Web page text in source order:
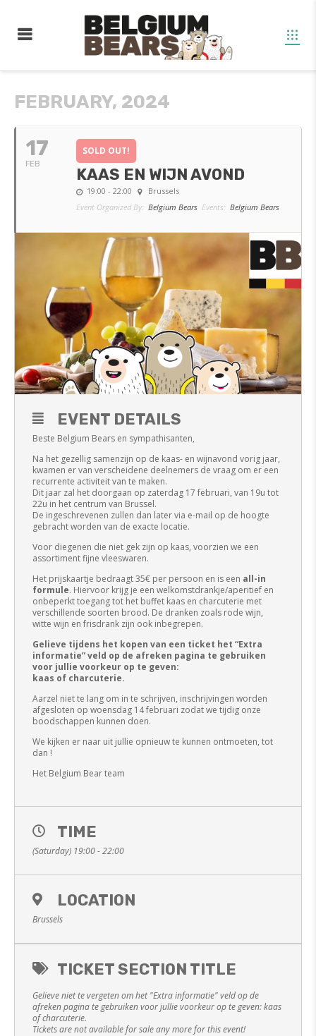
FEBRUARY, 2024
17
FEB
SOLD OUT!
KAAS EN WIJN AVOND
19:00 - 22:00
Brussels
Event Organized By: Belgium Bears Events: Belgium Bears
EVENT DETAILS
Beste Belgium Bears en sympathisanten,
Na het gezellig samenzijn op de kaas- en wijnavond vorig jaar,
kwamen er van verscheidene deelnemers de vraag om er een
recurrente activiteit van te maken.
Dit jaar zal het doorgaan op zaterdag 17 februari, van 19u tot
22u in het centrum van Brussel.
De ingeschrevenen zullen dan later via e-mail op de hoogte
gebracht worden van de exacte locatie.
Voor diegenen die niet gek zijn op kaas, voorzien we een
assortiment fijne vleeswaren.
Het prijskaartje bedraagt 35€ per persoon en is een all-in
formule. Hiervoor krijg je een welkomstdrankje/aperitief en
onbeperkt toegang tot het buffet kaas en charcuterie met
verschillende soorten brood. De dranken zoals rode wijn,
witte wijn en frisdrank zijn ook inbegrepen.
Gelieve tijdens het kopen van een ticket het “Extra
informatie” veld op de afreken pagina te gebruiken
voor jullie voorkeur op te geven:
kaas of charcuterie.
Aarzel niet te lang om in te schrijven, inschrijvingen worden
afgesloten op woensdag 14 februari zodat we tijdig onze
boodschappen kunnen doen.
We kijken er naar uit jullie opnieuw te kunnen ontmoeten, tot
dan !
Het Belgium Bear team
TIME
(Saturday) 19:00 - 22:00
LOCATION
Brussels
TICKET SECTION TITLE
Gelieve niet te vergeten om het "Extra informatie" veld op de
afreken pagina te gebruiken voor jullie voorkeur op te geven: kaas
of charcuterie.
Tickets are not available for sale any more for this event!